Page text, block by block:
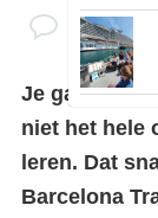
Je gaat naar
niet het hele
leren. Dat
Barcelona